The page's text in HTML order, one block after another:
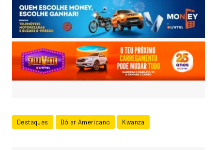
Destaques Dólar Americano Kwanza